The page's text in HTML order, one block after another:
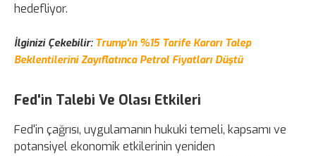
hedefliyor.
İlginizi Çekebilir:Trump'ın %15 Tarife Kararı Talep
Beklentilerini Zayıflatınca Petrol Fiyatları Düştü
Fed'in Talebi Ve Olası Etkileri
Fed'in çağrısı, uygulamanın hukuki temeli, kapsamı ve
potansiyel ekonomik etkilerinin yeniden